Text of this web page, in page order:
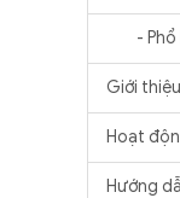
-
Giới thiệu
Hoạt
Hướng